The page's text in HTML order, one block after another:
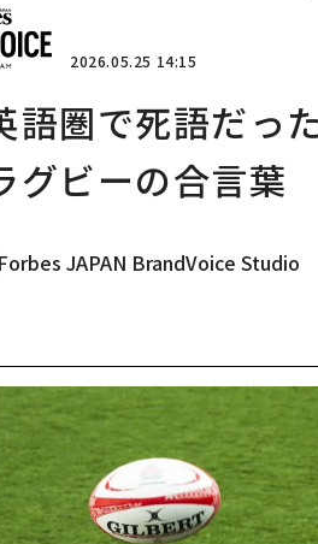
2026.05.25 14:15
語圏で死語だっ
グビーの合言葉
Forbes JAPAN BrandVoice Studio